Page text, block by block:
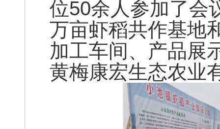
位50余人参加了会
万亩虾稻共作基地
加工车间、产品展
黄梅康宏生态农业